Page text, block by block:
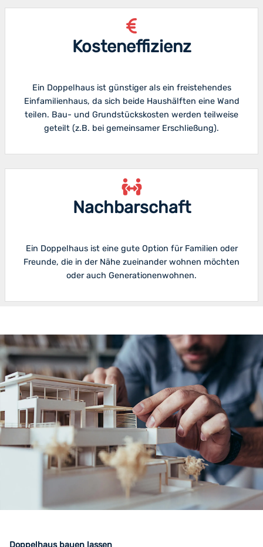
Kosteneffizienz
Ein Doppelhaus ist günstiger als ein freistehendes
Einfamilienhaus, da sich beide Haushälften eine Wand
teilen. Bau- und Grundstückskosten werden teilweise
geteilt (z.B. bei gemeinsamer Erschließung).
Nachbarschaft
Ein Doppelhaus ist eine gute Option für Familien oder
Freunde, die in der Nähe zueinander wohnen möchten
oder auch Generationenwohnen.
Doppelhaus bauen lassen